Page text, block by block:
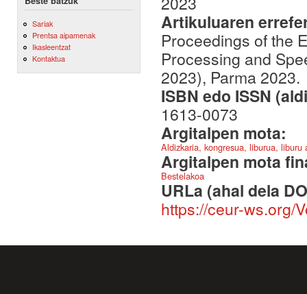
Sariak
Prentsa aipamenak
Ikasleentzat
Kontaktua
Artikuluaren
Proceedings of the
Processing and
2023), Parma 2023.
ISBN edo ISSN
1613-0073
Argitalpen mota:
Aldizkaria, kongresua, liburua,
Argitalpen mota
Bestelakoa
URLa (ahal dela
https://ceur-ws.org/